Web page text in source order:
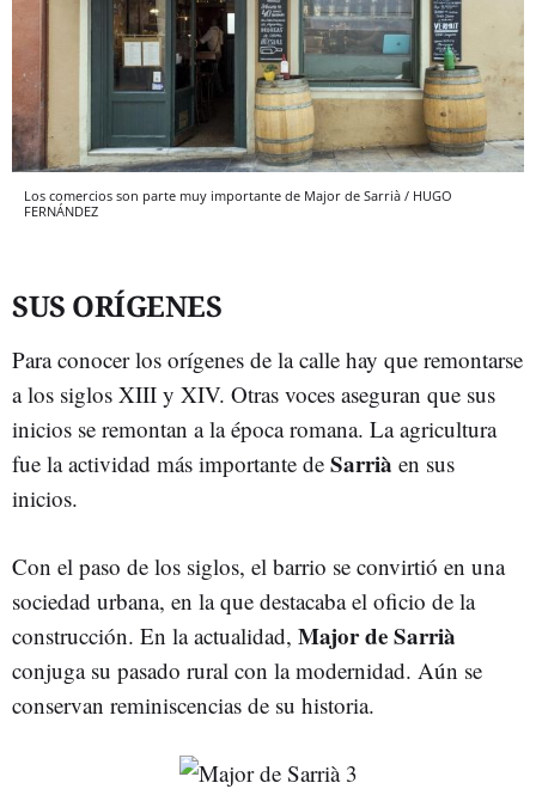
Los comercios son parte muy importante de Major de Sarrià / HUGO
FERNÁNDEZ
SUS ORÍGENES
Para conocer los orígenes de la calle hay que remontarse
a los siglos XIII y XIV. Otras voces aseguran que sus
inicios se remontan a la época romana. La agricultura
fue la actividad más importante de Sarrià en sus
inicios.
Con el paso de los siglos, el barrio se convirtió en una
sociedad urbana, en la que destacaba el oficio de la
construcción. En la actualidad, Major de Sarrià
conjuga su pasado rural con la modernidad. Aún se
conservan reminiscencias de su historia.